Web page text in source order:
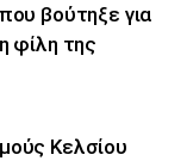
βούτηξε για
φίλη της
Κελσίου